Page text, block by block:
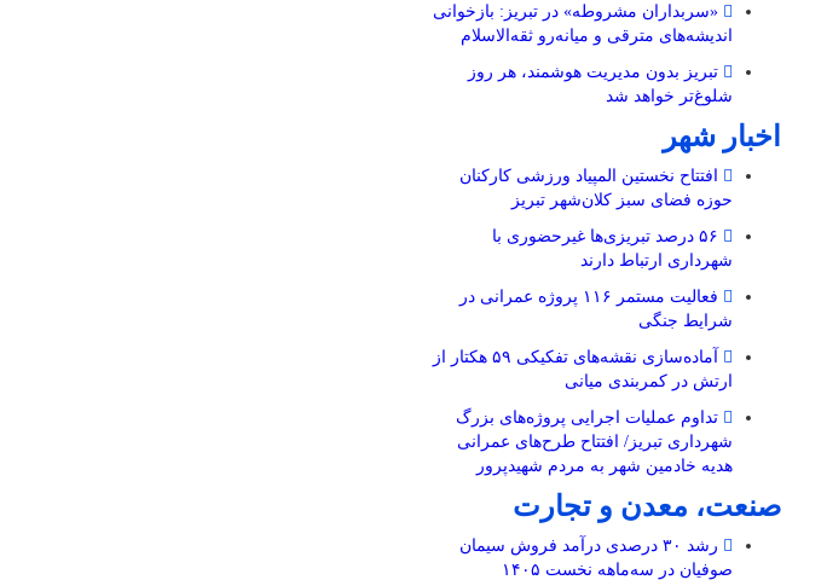
«سربداران مشروطه» در تبریز: بازخوانی
اندیشه‌های مترقی و میانه‌رو ثقه‌الاسلام
تبریز بدون مدیریت هوشمند، هر روز
شلوغ‌تر خواهد شد
اخبار شهر
افتتاح نخستین المپیاد ورزشی کارکنان
حوزه فضای سبز کلان‌شهر تبریز
۵۶ درصد تبریزی‌ها غیرحضوری با
شهرداری ارتباط دارند
فعالیت مستمر ۱۱۶ پروژه عمرانی در
شرایط جنگی
آماده‌سازی نقشه‌های تفکیکی ۵۹ هکتار از
ارتش در کمربندی میانی
تداوم عملیات اجرایی پروژه‌های بزرگ
شهرداری تبریز/ افتتاح طرح‌های عمرانی
هدیه خادمین شهر به مردم شهیدپرور
صنعت، معدن و تجارت
رشد ۳۰ درصدی درآمد فروش سیمان
صوفیان در سه‌ماهه نخست ۱۴۰۵